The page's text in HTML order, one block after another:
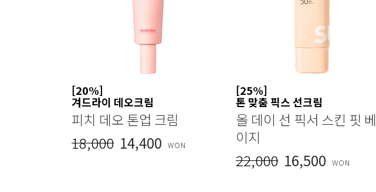
[20%]
겨드라이 데오크림
피치 데오 톤업 크림
18,000 14,400 WON
[25%]
톤 맞춤 픽스 선크림
올 데이 선 픽서 스킨 핏 베
이지
22,000 16,500 WON